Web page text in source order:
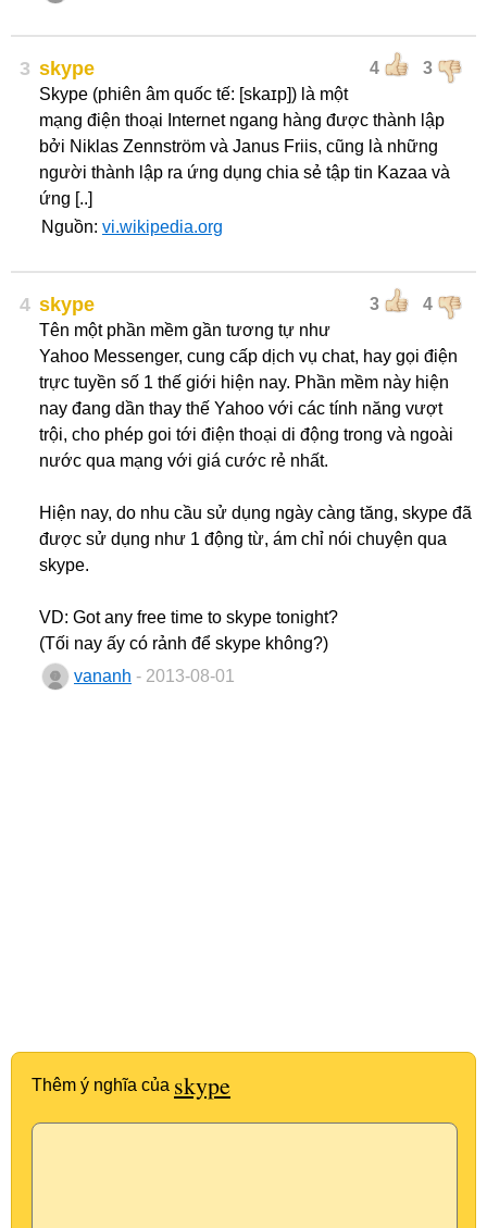
3 4 3
skype
Skype (phiên âm quốc tế: [skaɪp]) là một
mạng điện thoại Internet ngang hàng được thành lập
bởi Niklas Zennström và Janus Friis, cũng là những
người thành lập ra ứng dụng chia sẻ tập tin Kazaa và
ứng [..]
Nguồn: vi.wikipedia.org
4 3 4
skype
Tên một phần mềm gần tương tự như
Yahoo Messenger, cung cấp dịch vụ chat, hay gọi điện
trực tuyền số 1 thế giới hiện nay. Phần mềm này hiện
nay đang dần thay thế Yahoo với các tính năng vượt
trội, cho phép goi tới điện thoại di động trong và ngoài
nước qua mạng với giá cước rẻ nhất.
Hiện nay, do nhu cầu sử dụng ngày càng tăng, skype đã
được sử dụng như 1 động từ, ám chỉ nói chuyện qua
skype.
VD: Got any free time to skype tonight?
(Tối nay ấy có rảnh để skype không?)
vananh - 2013-08-01
Thêm ý nghĩa của skype